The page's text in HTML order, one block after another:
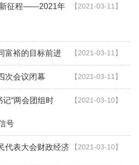
【2021-03-11】
征程——2021年
【2021-03-11】
富裕的目标前进
【2021-03-11】
次会议闭幕
【2021-03-10】
“两会团组时
号
【2021-03-10】
代表大会财政经济